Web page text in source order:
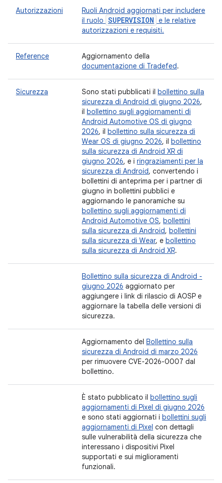
Autorizzazioni
Ruoli Android aggiornati per includere
il ruolo SUPERVISION e le relative
autorizzazioni e requisiti.
Reference
Aggiornamento della
documentazione di Tradefed.
Sicurezza Sono stati pubblicati il bollettino sulla
sicurezza di Android di giugno 2026,
il bollettino sugli aggiornamenti di
Android Automotive OS di giugno
2026, il bollettino sulla sicurezza di
Wear OS di giugno 2026, il bollettino
sulla sicurezza di Android XR di
giugno 2026, e i ringraziamenti per la
sicurezza di Android, convertendo i
bollettini di anteprima per i partner di
giugno in bollettini pubblici e
aggiornando le panoramiche su
bollettino sugli aggiornamenti di
Android Automotive OS, bollettini
sulla sicurezza di Android, bollettini
sulla sicurezza di Wear, e bollettino
sulla sicurezza di Android XR.
Bollettino sulla sicurezza di Android -
giugno 2026 aggiornato per
aggiungere i link di rilascio di AOSP e
aggiornare la tabella delle versioni di
sicurezza.
Aggiornamento del Bollettino sulla
sicurezza di Android di marzo 2026
per rimuovere CVE-2026-0007 dal
bollettino.
È stato pubblicato il bollettino sugli
aggiornamenti di Pixel di giugno 2026
e sono stati aggiornati i bollettini sugli
aggiornamenti di Pixel con dettagli
sulle vulnerabilità della sicurezza che
interessano i dispositivi Pixel
supportati e sui miglioramenti
funzionali.